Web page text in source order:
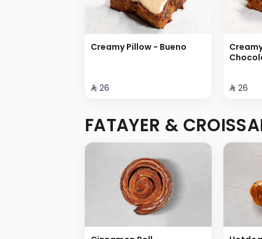
Creamy Pillow - Bueno
⁨⁦‪‬ 26⁩ ⁨⁦‪‬ 26⁩
FATAYER &